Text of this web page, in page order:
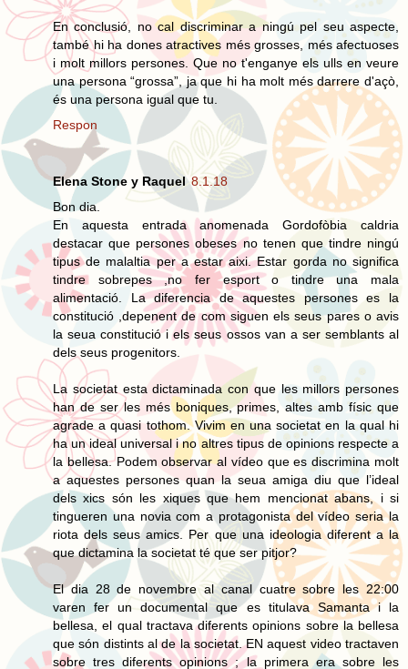
En conclusió, no cal discriminar a ningú pel seu aspecte,
també hi ha dones atractives més grosses, més afectuoses
i molt millors persones. Que no t'enganye els ulls en veure
una persona “grossa”, ja que hi ha molt més darrere d'açò,
és una persona igual que tu.
Respon
Elena Stone y Raquel 8.1.18
Bon dia.
En aquesta entrada anomenada Gordofòbia caldria
destacar que persones obeses no tenen que tindre ningú
tipus de malaltia per a estar aixi. Estar gorda no significa
tindre sobrepes ,no fer esport o tindre una mala
alimentació. La diferencia de aquestes persones es la
constitució ,depenent de com siguen els seus pares o avis
la seua constitució i els seus ossos van a ser semblants al
dels seus progenitors.
La societat esta dictaminada con que les millors persones
han de ser les més boniques, primes, altes amb físic que
agrade a quasi tothom. Vivim en una societat en la qual hi
ha un ideal universal i no altres tipus de opinions respecte a
la bellesa. Podem observar al vídeo que es discrimina molt
a aquestes persones quan la seua amiga diu que l’ideal
dels xics són les xiques que hem mencionat abans, i si
tingueren una novia com a protagonista del vídeo seria la
riota dels seus amics. Per que una ideologia diferent a la
que dictamina la societat té que ser pitjor?
El dia 28 de novembre al canal cuatre sobre les 22:00
varen fer un documental que es titulava Samanta i la
bellesa, el qual tractava diferents opinions sobre la bellesa
que són distints al de la societat. EN aquest video tractaven
sobre tres diferents opinions ; la primera era sobre les